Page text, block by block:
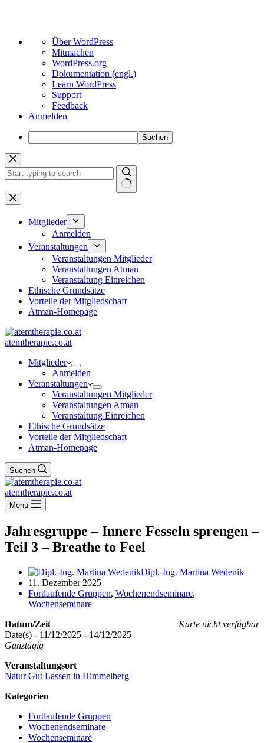
Über
WordPress
Über WordPress
Mitmachen
WordPress.org
Dokumentation (engl.)
Learn WordPress
Support
Feedback
Anmelden
Suchen
Zum
Inhalt
springen
Keine
Ergebnisse
Mitglieder
Anmelden
Veranstaltungen
Veranstaltungen Mitglieder
Veranstaltungen Atman
Veranstaltung Einreichen
Ethische Grundsätze
Vorteile der Mitgliedschaft
Atman-Homepage
atemtherapie.co.at
Mitglieder
Anmelden
Veranstaltungen
Veranstaltungen Mitglieder
Veranstaltungen Atman
Veranstaltung Einreichen
Ethische Grundsätze
Vorteile der Mitgliedschaft
Atman-Homepage
Suchen
atemtherapie.co.at
Menü
Jahresgruppe – Innere Fesseln sprengen –
Teil 3 – Breathe to Feel
Dipl.-Ing. Martina Wedenik
11. Dezember 2025
Fortlaufende Gruppen, Wochenendseminare,
Wochenseminare
Karte nicht verfügbar
Datum/Zeit
Date(s) - 11/12/2025 - 14/12/2025
Ganztägig
Veranstaltungsort
Natur Gut Lassen in Himmelberg
Kategorien
Fortlaufende Gruppen
Wochenendseminare
Wochenseminare